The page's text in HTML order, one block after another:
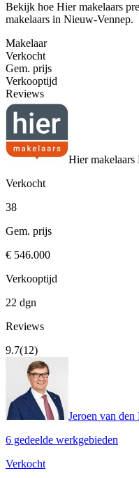
Bekijk hoe Hier makelaars
makelaars in Nieuw-Vennep.
Makelaar
Verkocht
Gem. prijs
Verkooptijd
Reviews
Hier makelaars
Verkocht
38
Gem. prijs
€ 546.000
Verkooptijd
22 dgn
Reviews
9.7(12)
Jeroen van
6 gedeelde werkgebieden
Verkocht